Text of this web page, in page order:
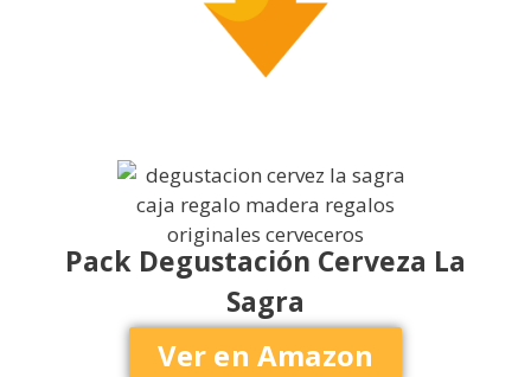
Pack Degustación Cerveza La
Sagra
Ver en Amazon